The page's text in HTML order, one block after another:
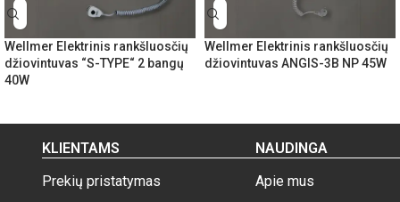
Wellmer Elektrinis rankšluosčių
džiovintuvas “S-TYPE“ 2 bangų
40W
Wellmer Elektrinis rankšluosčių
džiovintuvas ANGIS-3B NP 45W
KLIENTAMS
Prekių pristatymas
NAUDINGA
Apie mus